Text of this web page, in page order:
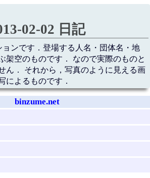
02-02 日記
ョンです．登場する人名・団体名・地
架空のものです． なので実際のものと
ん． それから，写真のように見える画
によるものです．
binzume.net